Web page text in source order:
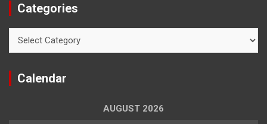
Categories
Calendar
AUGUST 2026